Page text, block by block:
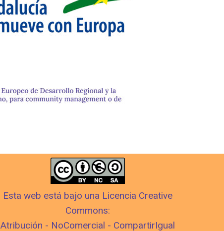
Esta web está bajo una Licencia Creative
Commons:
Atribución - NoComercial - CompartirIgual